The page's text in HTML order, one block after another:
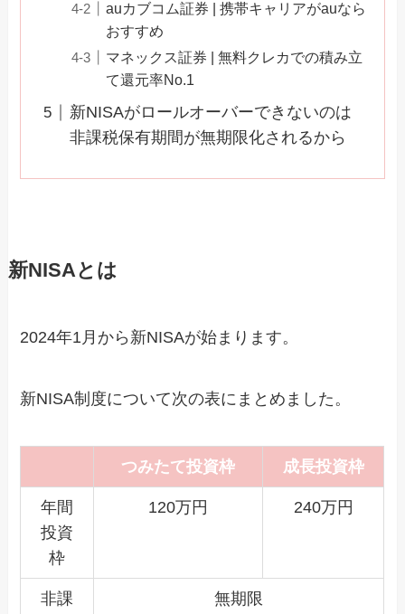
auカブコム証券 | 携帯キャリアがauなら
おすすめ
マネックス証券 | 無料クレカでの積み立
て還元率No.1
新NISAがロールオーバーできないのは
非課税保有期間が無期限化されるから
新NISAとは
2024年1月から新NISAが始まります。
新NISA制度について次の表にまとめました。
つみたて投資枠 成長投資枠
年間
投資
枠
120万円 240万円
非課
無期限